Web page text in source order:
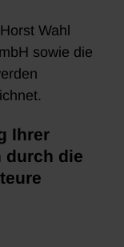
Wahl
sowie die
Ihrer
durch die